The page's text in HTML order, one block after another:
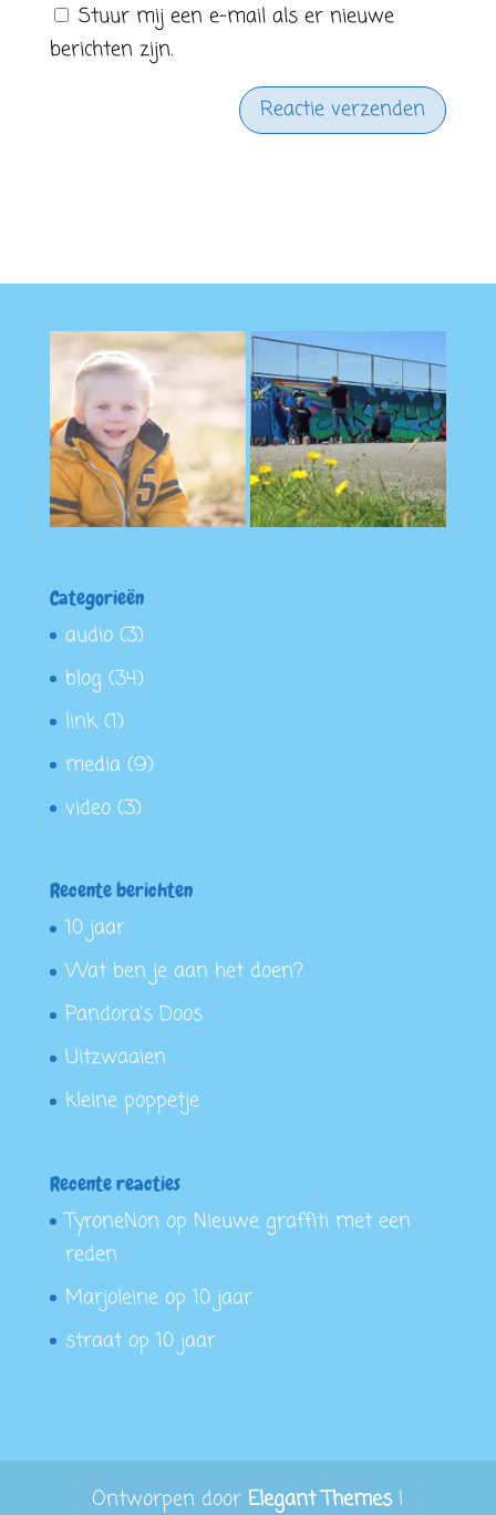
Stuur mij een e-mail als er nieuwe
berichten zijn.
Categorieën
audio(3)
blog (34)
link(1)
media(9)
video(3)
Recente berichten
10 jaar
Wat ben je aan het doen?
Pandora’s Doos
Uitzwaaien
kleine poppetje
Recente reacties
TyroneNon op Nieuwe graffiti met een
reden
Marjoleineop 10 jaar
straatop 10 jaar
Ontworpen door Elegant Themes|